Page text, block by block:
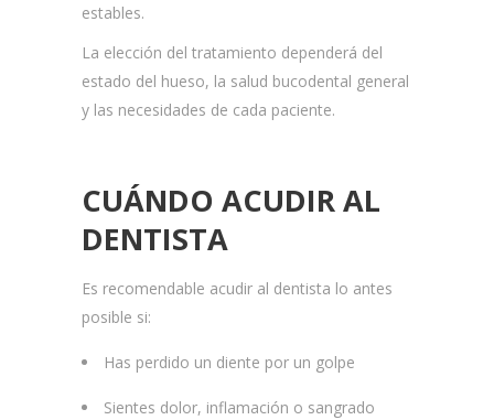
estables.
La elección del tratamiento dependerá del
estado del hueso, la salud bucodental general
y las necesidades de cada paciente.
CUÁNDO ACUDIR AL
DENTISTA
Es recomendable acudir al dentista lo antes
posible si:
Has perdido un diente por un golpe
Sientes dolor, inflamación o sangrado